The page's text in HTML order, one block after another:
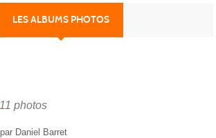
LES ALBUMS PHOTOS
11 photos
par Daniel Barret